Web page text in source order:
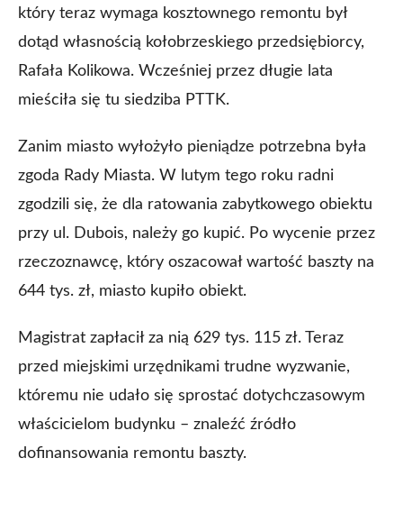
który teraz wymaga kosztownego remontu był
dotąd własnością kołobrzeskiego przedsiębiorcy,
Rafała Kolikowa. Wcześniej przez długie lata
mieściła się tu siedziba PTTK.
Zanim miasto wyłożyło pieniądze potrzebna była
zgoda Rady Miasta. W lutym tego roku radni
zgodzili się, że dla ratowania zabytkowego obiektu
przy ul. Dubois, należy go kupić. Po wycenie przez
rzeczoznawcę, który oszacował wartość baszty na
644 tys. zł, miasto kupiło obiekt.
Magistrat zapłacił za nią 629 tys. 115 zł. Teraz
przed miejskimi urzędnikami trudne wyzwanie,
któremu nie udało się sprostać dotychczasowym
właścicielom budynku – znaleźć źródło
dofinansowania remontu baszty.